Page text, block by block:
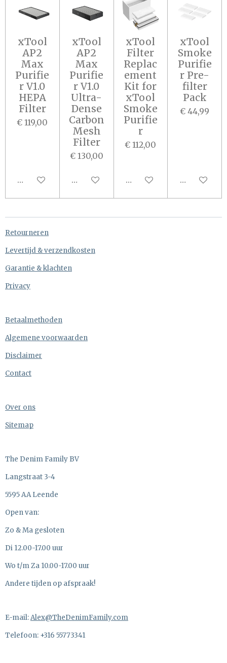
xTool
AP2
Max
Purifie
r V1.0
HEPA
Filter
€ 119,00
In winkelwagen
xTool
AP2
Max
Purifie
r V1.0
Ultra-
Dense
Carbon
Mesh
Filter
€ 130,00
In winkelwagen
xTool
Filter
Replac
ement
Kit for
xTool
Smoke
Purifie
r
€ 112,00
In winkelwagen
xTool
Smoke
Purifie
r Pre-
filter
Pack
€ 44,99
In
Retourneren
Levertijd & verzendkosten
Garantie & klachten
Privacy
Betaalmethoden
Algemene voorwaarden
Disclaimer
Contact
Over ons
Sitemap
The Denim Family BV
Langstraat 3-4
5595 AA Leende
Open van:
Zo & Ma gesloten
Di 12.00-17.00 uur
Wo t/m Za 10.00-17.00 uur
Andere tijden op afspraak!
E-mail:Alex@TheDenimFamily.com
Telefoon: +316 55773341